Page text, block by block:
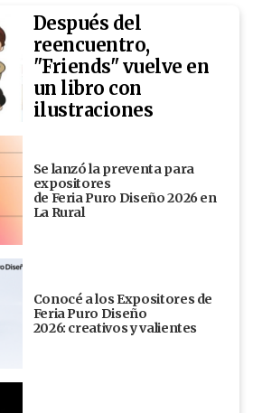
Después del
reencuentro,
"Friends" vuelve en
un libro con
ilustraciones
Se lanzó la preventa para
expositores
de Feria Puro Diseño 2026 en
La Rural
Conocé a los Expositores de
Feria Puro Diseño
2026: creativos y valientes